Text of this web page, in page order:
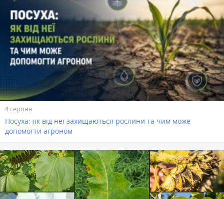
4 серпня
Посуха: як від неї захищаються рослини та чим може
допомогти агроном